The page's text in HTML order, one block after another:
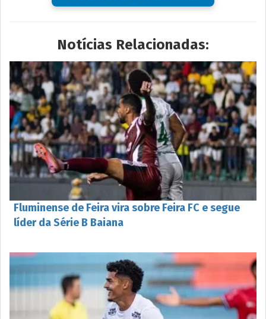
Notícias Relacionadas:
Fluminense de Feira vira sobre Feira FC e segue
líder da Série B Baiana